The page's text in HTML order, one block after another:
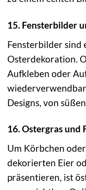
15. Fensterbilder
Fensterbilder sind
Osterdekoration.
Aufkleben oder
Designs, von
16. Ostergras und
Um Körbchen
dekorierten Eier
präsentieren, ist